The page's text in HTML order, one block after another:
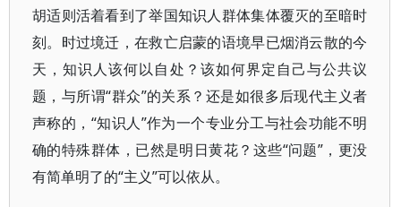
胡适则活着看到了举国知识人群体集体覆灭的至暗时
刻。时过境迁，在救亡启蒙的语境早已烟消云散的今
天，知识人该何以自处？该如何界定自己与公共议
题，与所谓“群众”的关系？还是如很多后现代主义者
声称的，“知识人”作为一个专业分工与社会功能不明
确的特殊群体，已然是明日黄花？这些“问题”，更没
有简单明了的“主义”可以依从。